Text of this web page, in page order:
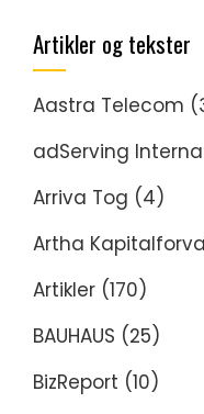
Artikler og tekster
Aastra Telecom
adServing
Arriva Tog (4)
Artha
Artikler (170)
BAUHAUS (25)
BizReport (10)